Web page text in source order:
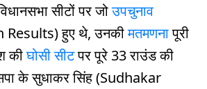
सीटों पर जोउपचुनाव
Results) हुए थे, उनकीमतमणनापूरी
कीघोसी सीटपर पूरे 33 राउंड की
के सुधाकर सिंह (Sudhakar